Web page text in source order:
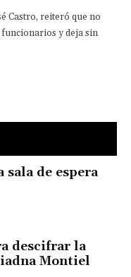
Castro, reiteró que no
y deja sin
sala de espera
descifrar la
Montiel